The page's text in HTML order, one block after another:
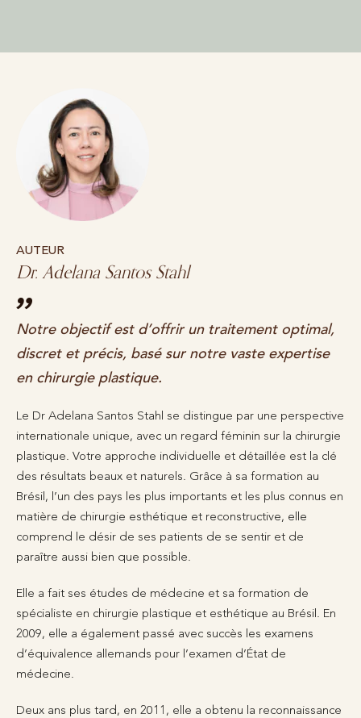
AUTEUR
Dr. Adelana Santos Stahl
Notre objectif est d’offrir un traitement optimal,
discret et précis, basé sur notre vaste expertise
en chirurgie plastique.
Le Dr Adelana Santos Stahl se distingue par une perspective
internationale unique, avec un regard féminin sur la chirurgie
plastique. Votre approche individuelle et détaillée est la clé
des résultats beaux et naturels. Grâce à sa formation au
Brésil, l’un des pays les plus importants et les plus connus en
matière de chirurgie esthétique et reconstructive, elle
comprend le désir de ses patients de se sentir et de
paraître aussi bien que possible.
Elle a fait ses études de médecine et sa formation de
spécialiste en chirurgie plastique et esthétique au Brésil. En
2009, elle a également passé avec succès les examens
d’équivalence allemands pour l’examen d’État de
médecine.
Deux ans plus tard, en 2011, elle a obtenu la reconnaissance